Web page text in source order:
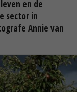
en de
sector in
Annie van